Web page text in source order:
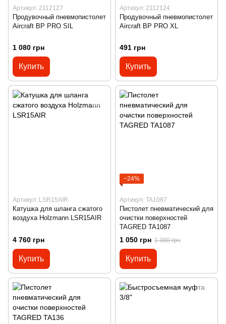
Артикул: 2112127
Продувочный пневмопистолет
Aircraft BP PRO SIL
1 080 грн
Купить
Артикул: 2112124
Продувочный пневмопистолет
Aircraft BP PRO XL
491 грн
Купить
Артикул: LSR15AIR
Катушка для шланга сжатого
воздуха Holzmann LSR15AIR
4 760 грн
Купить
−24%
Артикул: TA1087
Пистолет пневматический для
очистки поверхностей
TAGRED TA1087
1 050 грн 1 380 грн
Купить